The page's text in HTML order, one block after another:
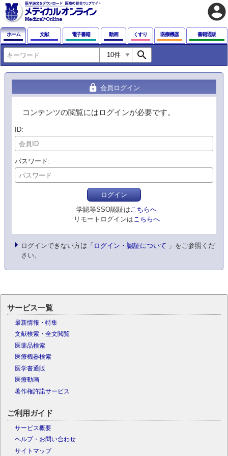
account_circle
ホーム 文献 電子書籍 動画 くすり 医療機器 書籍通販
search
lock 会員ログイン
コンテンツの閲覧にはログインが必要です。
ID
パスワード
ログイン
学認等SSO認証はこちらへ
リモートログインはこちらへ
ログインできない方は「 ログイン・認証について 」をご参照くだ
さい。
サービス一覧
最新情報・特集
文献検索・全文閲覧
医薬品検索
医療機器検索
医学書通販
医療動画
著作権許諾サービス
ご利用ガイド
サービス概要
ヘルプ・お問い合わせ
サイトマップ